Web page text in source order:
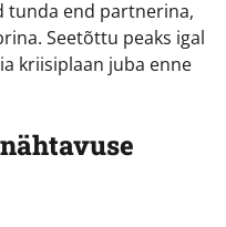
tunda end partnerina,
Seetõttu peaks igal
kriisiplaan juba enne